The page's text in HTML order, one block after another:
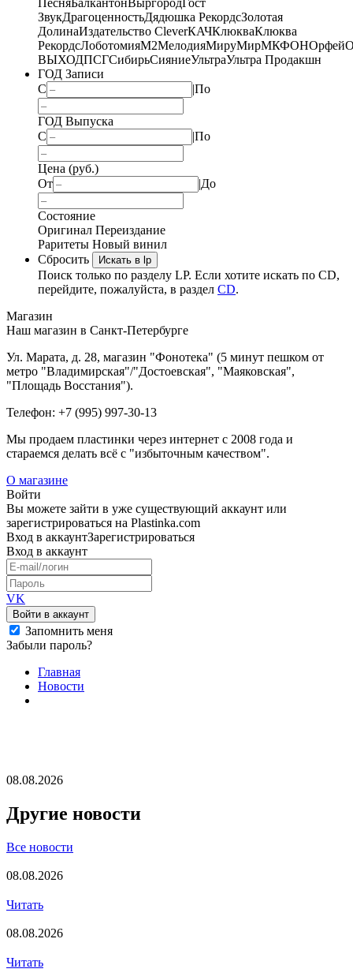
ПесняБалкантонВыргородГост
ЗвукДрагоценностьДядюшка РекордсЗолотая
ДолинаИздательство CleverКАЧКлюкваКлюква
РекордсЛоботомияМ2МелодияМируМирМКФОНОрфей
ВЫХОДПСГСибирьСияниеУльтраУльтра Продакшн
ГОД Записи
С
|По
ГОД Выпуска
С
|По
Цена (руб.)
От
|До
Состояние
Оригинал Переиздание
Раритеты Новый винил
Сбросить
Искать в lp
Поиск только по разделу LP. Если хотите искать по CD,
перейдите, пожалуйста, в раздел CD.
Магазин
Наш магазин в Санкт-Петербурге
Ул. Марата, д. 28, магазин "Фонотека" (5 минут пешком от
метро "Владимирская"/"Достоевская", "Маяковская",
"Площадь Восстания").
Телефон: +7 (995) 997-30-13
Мы продаем пластинки через интернет c 2008 года и
стараемся делать всё с "избыточным качеством".
О магазине
Войти
Вы можете зайти в уже существующий аккаунт или
зарегистрироваться на Plastinka.com
Вход в аккаунтЗарегистрироваться
Вход в аккаунт
VK
Войти в аккаунт
Запомнить меня
Забыли пароль?
Главная
Новости
08.08.2026
Другие новости
Все новости
08.08.2026
Читать
08.08.2026
Читать